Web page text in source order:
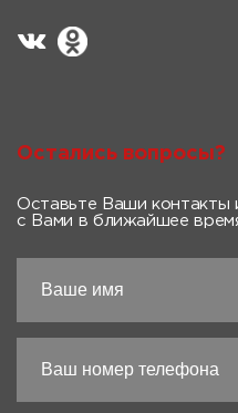
Остались вопросы?
Оставьте Ваши контакты
с Вами в ближайшее